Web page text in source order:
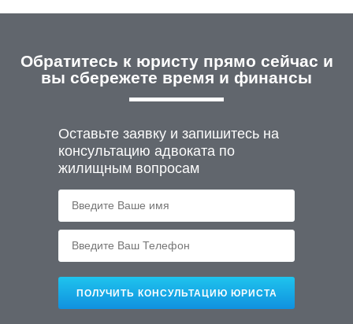
Обратитесь к юристу прямо сейчас и
вы сбережете время и финансы
Оставьте заявку и запишитесь на
консультацию адвоката по
жилищным вопросам